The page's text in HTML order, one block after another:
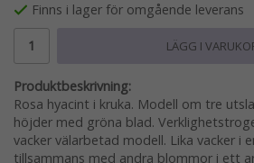
Finns i lager för omgående leverans
LÄGG I
Produktbeskrivning:
Rosa hyacint i kruka. Modell om tre
höjder med gröna blad.
vacker välarbetad modell. Lika vacker i
tillsammans med andra blommor i ett